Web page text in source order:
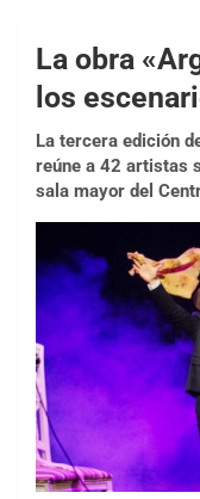
La obra
los
La tercera edición
reúne a 42 artistas
sala mayor del